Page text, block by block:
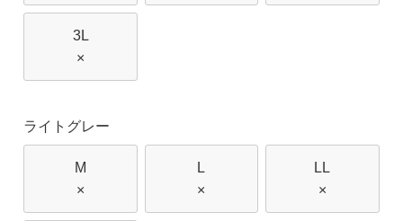
3L
×
ライトグレー
M
×
L
×
LL
×